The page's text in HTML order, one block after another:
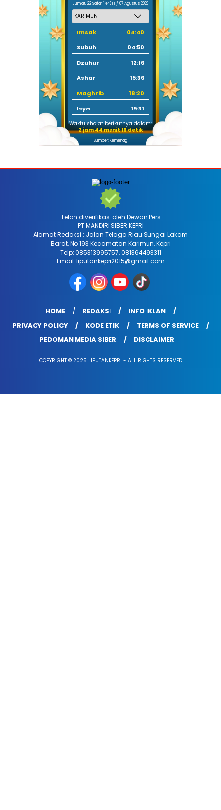
Jum'at, 22 Safar 1448 H / 07 Agustus 2026
Imsak
04:40
Subuh
04:50
Dzuhur
12:16
Ashar
15:36
Maghrib
18:20
Isya
19:31
Waktu sholat berikutnya dalam:
2 jam 44 menit 14 detik
Sumber: Kemenag
Telah diverifikasi oleh Dewan Pers
PT MANDIRI SIBER KEPRI
Alamat Redaksi : Jalan Telaga Riau Sungai Lakam
Barat, No 193 Kecamatan Karimun, Kepri
Telp: 085313995757, 081364493311
Email: liputankepri2015@gmail.com
HOME REDAKSI
INFO IKLAN
PRIVACY POLICY
KODE ETIK
TERMS OF SERVICE
PEDOMAN MEDIA SIBER
DISCLAIMER
COPYRIGHT © 2025 LIPUTANKEPRI - ALL RIGHTS RESERVED